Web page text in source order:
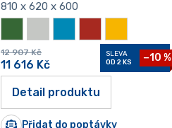
810 x 620 x 600
12 907 Kč
11 616 Kč
SLEVA
OD 2 KS
−10 %
Detail produktu
Přidat do poptávky